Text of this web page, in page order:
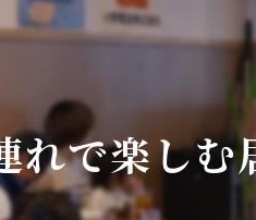
れで楽しむ